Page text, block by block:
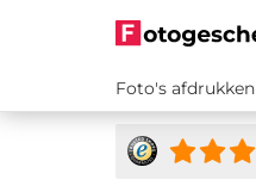
Foto's afdrukken